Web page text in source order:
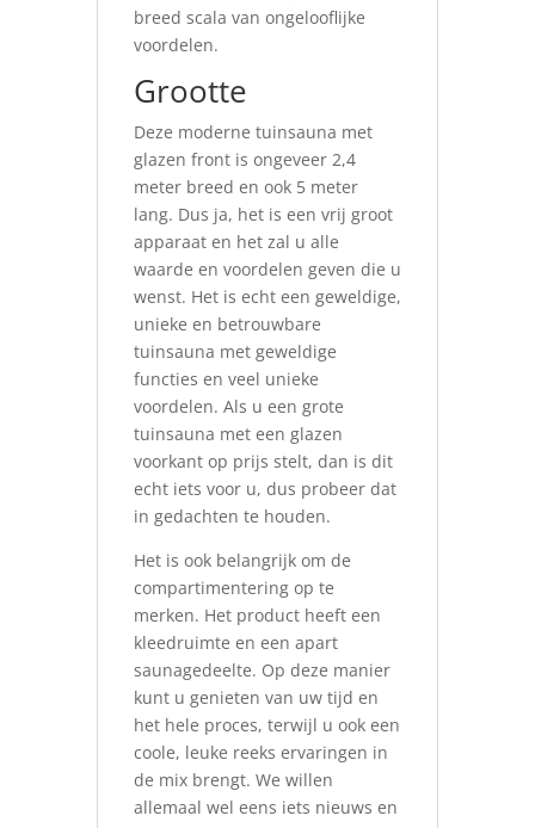
breed scala van ongelooflijke
voordelen.
Grootte
Deze moderne tuinsauna met
glazen front is ongeveer 2,4
meter breed en ook 5 meter
lang. Dus ja, het is een vrij groot
apparaat en het zal u alle
waarde en voordelen geven die u
wenst. Het is echt een geweldige,
unieke en betrouwbare
tuinsauna met geweldige
functies en veel unieke
voordelen. Als u een grote
tuinsauna met een glazen
voorkant op prijs stelt, dan is dit
echt iets voor u, dus probeer dat
in gedachten te houden.
Het is ook belangrijk om de
compartimentering op te
merken. Het product heeft een
kleedruimte en een apart
saunagedeelte. Op deze manier
kunt u genieten van uw tijd en
het hele proces, terwijl u ook een
coole, leuke reeks ervaringen in
de mix brengt. We willen
allemaal wel eens iets nieuws en